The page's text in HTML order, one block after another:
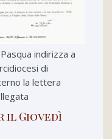
indirizza a
di
la lettera
il Giovedì